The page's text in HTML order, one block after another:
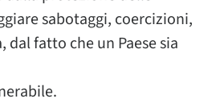
sabotaggi, coercizioni,
fatto che un Paese sia